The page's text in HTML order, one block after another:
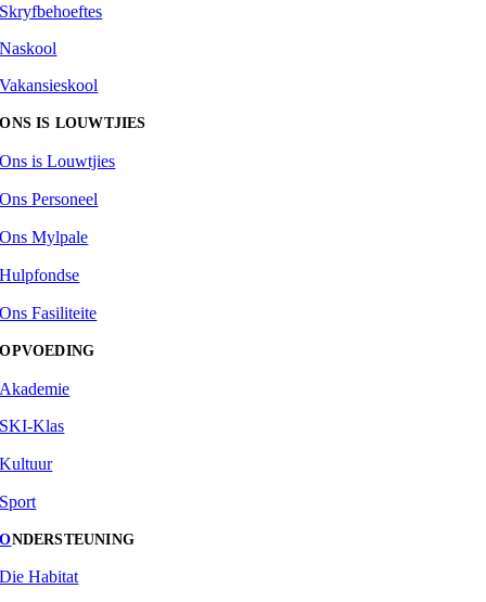
Skryfbehoeftes
Naskool
Vakansieskool
ONS IS LOUWTJIES
Ons is Louwtjies
Ons Personeel
Ons Mylpale
Hulpfondse
Ons Fasiliteite
OPVOEDING
Akademie
SKI-Klas
Kultuur
Sport
ONDERSTEUNING
Die Habitat